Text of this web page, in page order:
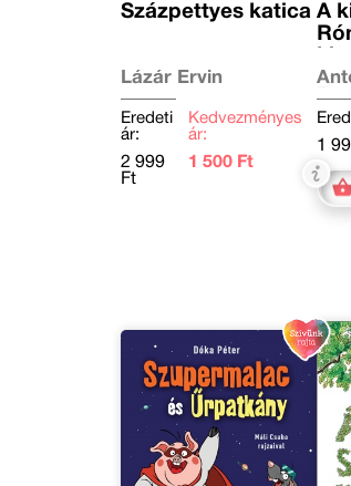
Százpettyes katica
Lázár Ervin
Eredeti
ár:
2 999
Ft
Kedvezményes
ár:
1 500 Ft
A
1